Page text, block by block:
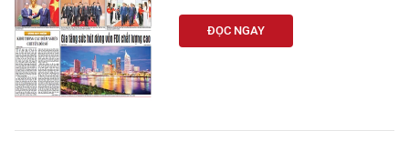
ĐỌC NGAY